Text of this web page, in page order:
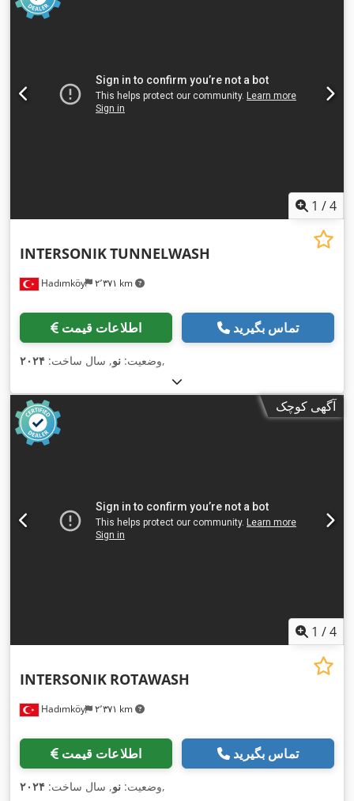
1 /4
Hadımköy ۲٬۳۷۱ km
INTERSONIKTUNNELWASH
اطلاعات قیمت تماس بگیرید
وضعیت: نو, سال ساخت: ۲۰۲۴ ,
آگهی کوچک
1 /4
Hadımköy ۲٬۳۷۱ km
INTERSONIK ROTAWASH
اطلاعات قیمت تماس بگیرید
وضعیت: نو, سال ساخت: ۲۰۲۴ ,